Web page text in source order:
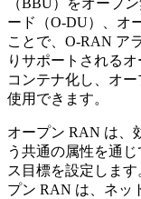
ード（O-DU）、オ
ことで、O-RAN ア
りサポートされる
コンテナ化し、オ
使用できます。
オープン RAN は、
う共通の属性を通
ス目標を設定しま
プン RAN は、ネッ